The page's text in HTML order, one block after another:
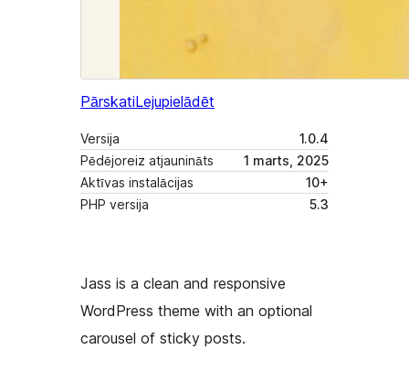
PārskatiLejupielādēt
Versija
1.0.4
Pēdējoreiz atjaunināts
1 marts, 2025
Aktīvas instalācijas
10+
PHP versija
5.3
Jass is a clean and responsive
WordPress theme with an optional
carousel of sticky posts.